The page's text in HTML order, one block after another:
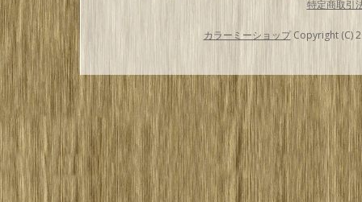
特定商取引
カラーミーショップCopyright (C)